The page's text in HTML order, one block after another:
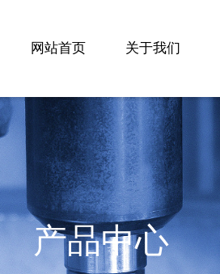
网站首页 关于我们
产品中心